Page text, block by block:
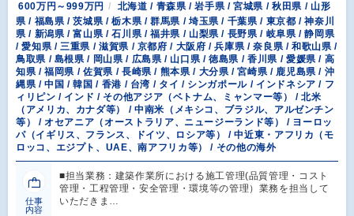
600万円～999万円
北海道 / 青森県 / 岩手県 / 宮城県 / 秋田県 / 山形
県 / 福島県 / 茨城県 / 栃木県 / 群馬県 / 埼玉県 / 千葉県 / 東京都 / 神奈川
県 / 新潟県 / 富山県 / 石川県 / 福井県 / 山梨県 / 長野県 / 岐阜県 / 静岡県
/ 愛知県 / 三重県 / 滋賀県 / 京都府 / 大阪府 / 兵庫県 / 奈良県 / 和歌山県 /
鳥取県 / 島根県 / 岡山県 / 広島県 / 山口県 / 徳島県 / 香川県 / 愛媛県 / 高
知県 / 福岡県 / 佐賀県 / 長崎県 / 熊本県 / 大分県 / 宮崎県 / 鹿児島県 / 沖
縄県 / 中国 / 韓国 / 香港 / 台湾 / タイ / シンガポール / インドネシア / フ
ィリピン / インド / その他アジア（ベトナム、ミャンマー等） / 北米
（アメリカ、カナダ等） / 中南米（メキシコ、ブラジル、アルゼンチン
等） / オセアニア（オーストラリア、ニュージーランド等） / ヨーロッ
パ（イギリス、フランス、ドイツ、ロシア等） / 中近東・アフリカ（モ
ロッコ、エジプト、UAE、南アフリカ等） / その他の海外
仕事
内容
■担当業務：建築作業所における施工管理(品質管理・コスト
管理・工程管理・安全管理・環境等の管理）業務を担当して
いただきま…